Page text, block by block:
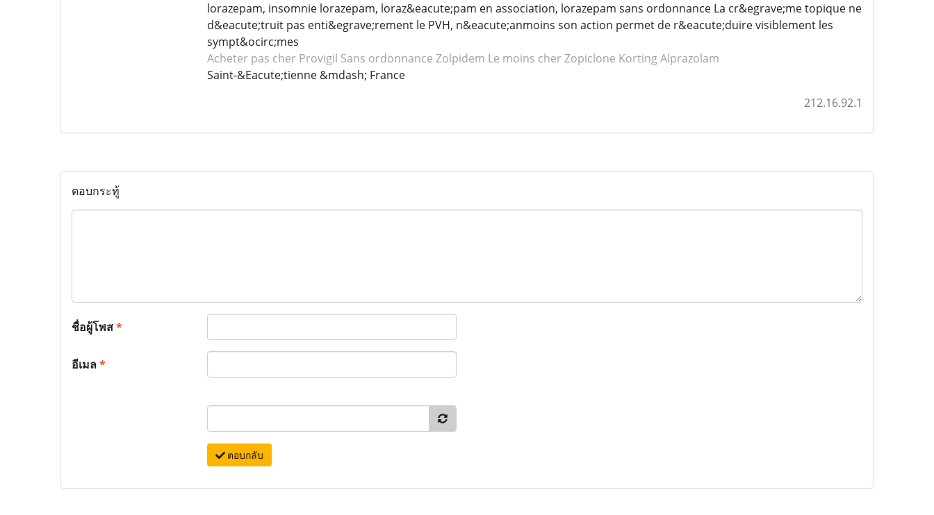
lorazepam, insomnie lorazepam, loraz&eacute;pam en association, lorazepam sans ordonnance La cr&egrave;me topique ne
d&eacute;truit pas enti&egrave;rement le PVH, n&eacute;anmoins son action permet de r&eacute;duire visiblement les
sympt&ocirc;mes
Acheter pas cher Provigil Sans ordonnance Zolpidem Le moins cher Zopiclone Korting Alprazolam
Saint-&Eacute;tienne &mdash; France
212.16.92.1
ตอบกระทู้
ชื่อผู้โพส*
อีเมล*
ตอบกลับ